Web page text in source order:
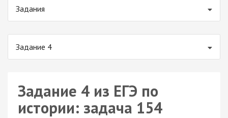
Задания
Задание 4
Задание 4 из ЕГЭ по
истории: задача 154